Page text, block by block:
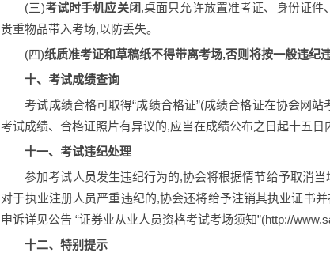
(三)考试时手机应关闭,桌面只允许放置准考证、身份证
贵重物品带入考场,以防丢失。
(四)纸质准考证和草稿纸不得带离考场,否则将按一般违纪
十、考试成绩查询
考试成绩合格可取得“成绩合格证”(成绩合格证在协会网
考试成绩、合格证照片有异议的,应当在成绩公布之日起十五日
十一、考试违纪处理
参加考试人员发生违纪行为的,协会将根据情节给予取消
对于执业注册人员严重违纪的,协会还将给予注销其执业证书
申诉详见公告 “证券业从业人员资格考试考场须知”(http://
十二、特别提示